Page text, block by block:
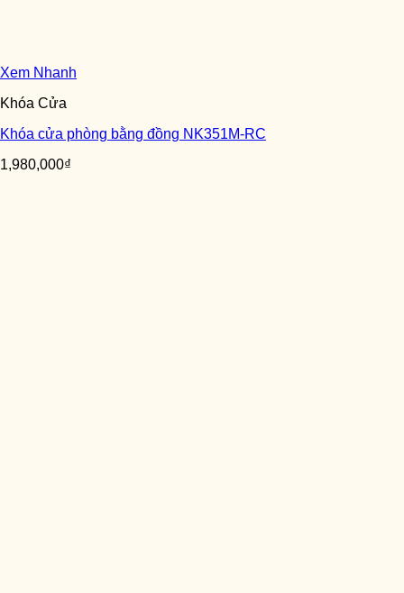
Xem Nhanh
Khóa Cửa
Khóa cửa phòng bằng đồng NK351M-RC
1,980,000₫